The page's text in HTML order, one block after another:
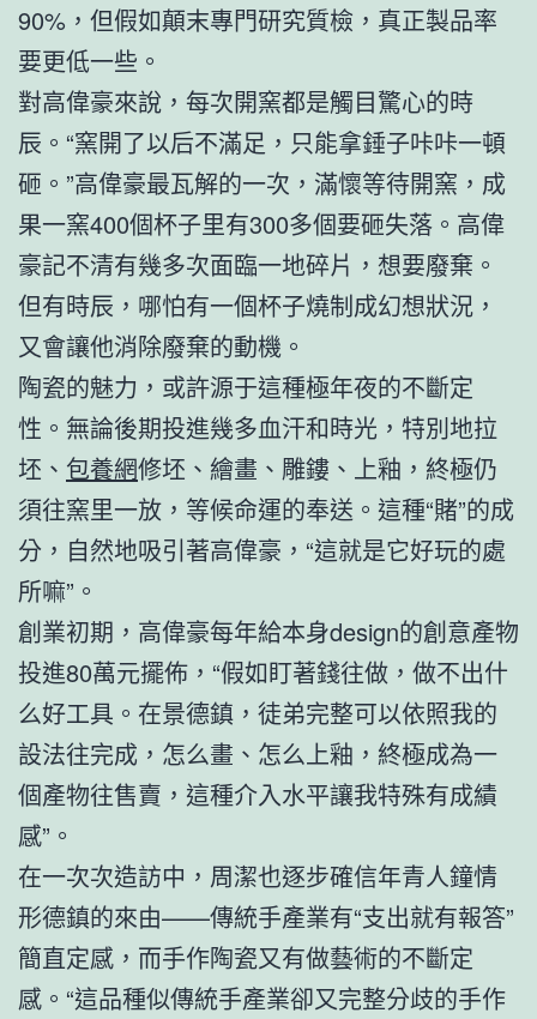
90%，但假如顛末專門研究質檢，真正製品率
要更低一些。
對高偉豪來說，每次開窯都是觸目驚心的時
辰。“窯開了以后不滿足，只能拿錘子咔咔一頓
砸。”高偉豪最瓦解的一次，滿懷等待開窯，成
果一窯400個杯子里有300多個要砸失落。高偉
豪記不清有幾多次面臨一地碎片，想要廢棄。
但有時辰，哪怕有一個杯子燒制成幻想狀況，
又會讓他消除廢棄的動機。
陶瓷的魅力，或許源于這種極年夜的不斷定
性。無論後期投進幾多血汗和時光，特別地拉
坯、 包養網修坯、繪畫、雕鏤、上釉，終極仍
須往窯里一放，等候命運的奉送。這種“賭”的成
分，自然地吸引著高偉豪，“這就是它好玩的處
所嘛”。
創業初期，高偉豪每年給本身design的創意產物
投進80萬元擺佈，“假如盯著錢往做，做不出什
么好工具。在景德鎮，徒弟完整可以依照我的
設法往完成，怎么畫、怎么上釉，終極成為一
個產物往售賣，這種介入水平讓我特殊有成績
感”。
在一次次造訪中，周潔也逐步確信年青人鐘情
形德鎮的來由——傳統手產業有“支出就有報答”
簡直定感，而手作陶瓷又有做藝術的不斷定
感。“這品種似傳統手產業卻又完整分歧的手作